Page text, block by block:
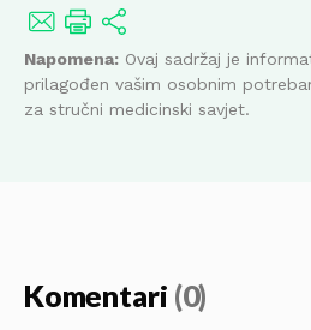
Napomena: Ovaj sadržaj je
prilagođen vašim osobnim
za stručni medicinski savjet.
Komentari (0)